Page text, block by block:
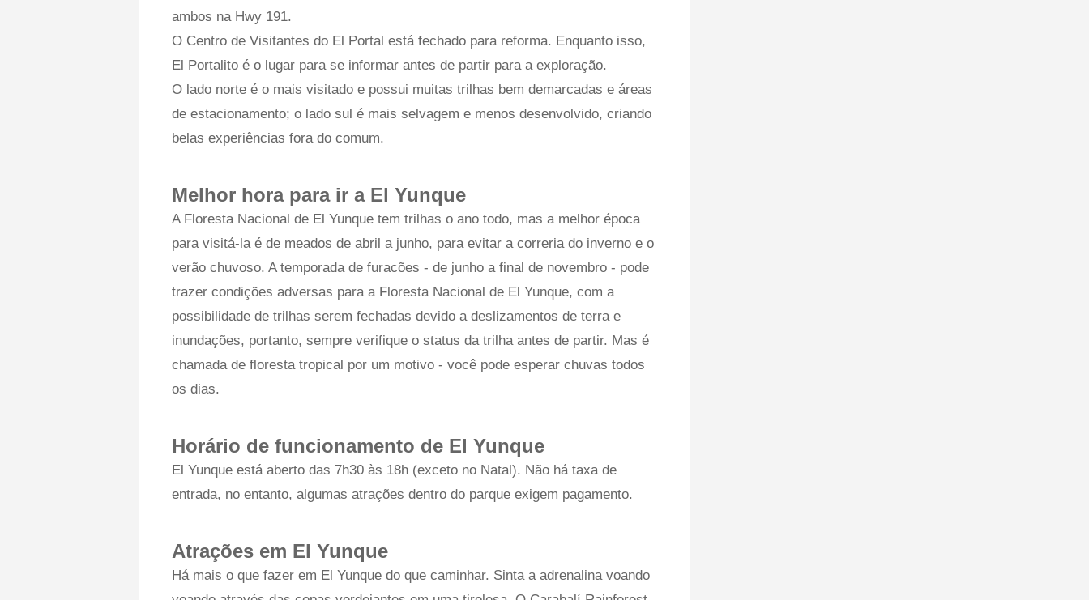
ambos na Hwy 191.
O Centro de Visitantes do El Portal está fechado para reforma. Enquanto isso,
El Portalito é o lugar para se informar antes de partir para a exploração.
O lado norte é o mais visitado e possui muitas trilhas bem demarcadas e áreas
de estacionamento; o lado sul é mais selvagem e menos desenvolvido, criando
belas experiências fora do comum.
Melhor hora para ir a El Yunque
A Floresta Nacional de El Yunque tem trilhas o ano todo, mas a melhor época
para visitá-la é de meados de abril a junho, para evitar a correria do inverno e o
verão chuvoso. A temporada de furacões - de junho a final de novembro - pode
trazer condições adversas para a Floresta Nacional de El Yunque, com a
possibilidade de trilhas serem fechadas devido a deslizamentos de terra e
inundações, portanto, sempre verifique o status da trilha antes de partir. Mas é
chamada de floresta tropical por um motivo - você pode esperar chuvas todos
os dias.
Horário de funcionamento de El Yunque
El Yunque está aberto das 7h30 às 18h (exceto no Natal). Não há taxa de
entrada, no entanto, algumas atrações dentro do parque exigem pagamento.
Atrações em El Yunque
Há mais o que fazer em El Yunque do que caminhar. Sinta a adrenalina voando